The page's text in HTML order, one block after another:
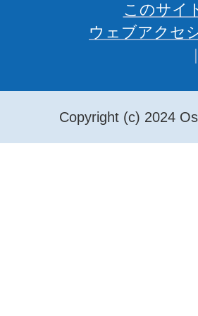
このサイ
ウェブアクセ
Copyright (c) 2024